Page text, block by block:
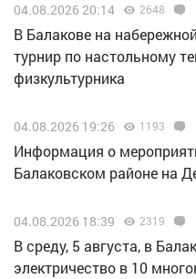
04.08.2026 20:14 2648
В Балакове на
турнир по настольному
физкультурника
04.08.2026 19:26 1193
Информация о
Балаковском районе на
04.08.2026 18:39 2319
В среду, 5 августа, в
электричество в 10